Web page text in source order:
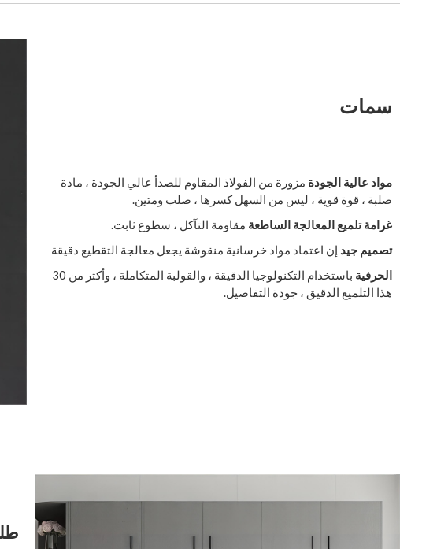
سمات
مواد عالية الجودة مزورة من الفولاذ المقاوم للصدأ عالي الجودة ، مادة
صلبة ، قوة قوية ، ليس من السهل كسرها ، صلب ومتين.
غرامة تلميع المعالجة الساطعة مقاومة التآكل ، سطوع ثابت.
تصميم جيد إن اعتماد مواد خرسانية منقوشة يجعل معالجة التقطيع دقيقة
الحرفية
باستخدام التكنولوجيا الدقيقة ، والقولبة المتكاملة ، وأكثر من 30
هذا التلميع الدقيق ، جودة التفاصيل.